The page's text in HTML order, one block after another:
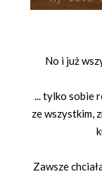
No i już
... tylko sobie
ze wszystkim,
Zawsze